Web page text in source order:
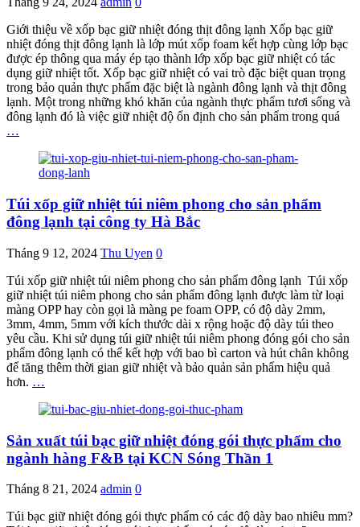
Giới thiệu về xốp bạc giữ nhiệt đóng thịt đông lạnh Xốp bạc giữ
nhiệt đóng thịt đông lạnh là lớp mút xốp foam kết hợp cùng lớp bạc
được ép thông qua máy ép tạo thành lớp xốp bạc giữ nhiệt có tác
dụng giữ nhiệt tốt. Xốp bạc giữ nhiệt có vai trò đặc biệt quan trọng
trong bảo quản thực phẩm đặc biệt là ngành đông lạnh và thịt đông
lạnh. Một trong những khó khăn của ngành thực phẩm tươi sống và
đông lạnh đó là việc giữ nhiệt độ ổn định cho sản phẩm trong quá
…
Túi xốp giữ nhiệt túi niêm phong cho sản phẩm
đông lạnh tại công ty Hà Bắc
Tháng 9 12, 2024 Thu Uyen 0
Túi xốp giữ nhiệt túi niêm phong cho sản phẩm đông lạnh Túi xốp
giữ nhiệt túi niêm phong cho sản phẩm đông lạnh được làm từ loại
màng OPP hay còn gọi là màng pe foam OPP, có độ dày 2mm,
3mm, 4mm, 5mm với kích thước dài x rộng hoặc độ dày túi theo
yêu cầu. Khi sử dụng túi giữ nhiệt túi niêm phong đóng gói cho sản
phẩm đông lạnh có thể kết hợp với bao bì carton và hút chân không
để tăng thêm thời gian giữ nhiệt và bảo quản sản phẩm hiệu quả
hơn. …
Sản xuất túi bạc giữ nhiệt đóng gói thực phẩm cho
ngành hàng F&B tại KCN Sóng Thần 1
Tháng 8 21, 2024 admin 0
Túi bạc giữ nhiệt đóng gói thực phẩm có các độ dày bao nhiêu mm?